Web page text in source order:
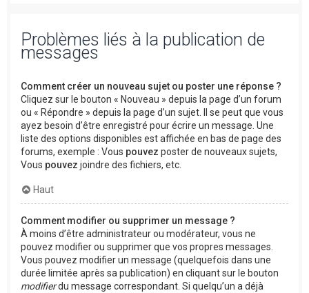
Problèmes liés à la publication de
messages
Comment créer un nouveau sujet ou poster une réponse ?
Cliquez sur le bouton « Nouveau » depuis la page d’un forum
ou « Répondre » depuis la page d’un sujet. Il se peut que vous
ayez besoin d’être enregistré pour écrire un message. Une
liste des options disponibles est affichée en bas de page des
forums, exemple : Vous pouvez poster de nouveaux sujets,
Vous pouvez joindre des fichiers, etc.
Haut
Comment modifier ou supprimer un message ?
À moins d’être administrateur ou modérateur, vous ne
pouvez modifier ou supprimer que vos propres messages.
Vous pouvez modifier un message (quelquefois dans une
durée limitée après sa publication) en cliquant sur le bouton
modifierdu message correspondant. Si quelqu’un a déjà